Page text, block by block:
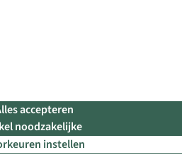
accepteren
noodzakelijke
instellen